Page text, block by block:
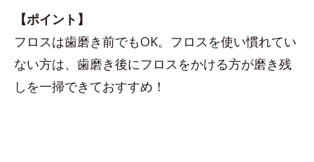
【ポイント】
フロスは歯磨き前でもOK。フロスを使い慣れてい
ない方は、歯磨き後にフロスをかける方が磨き残
しを一掃できておすすめ！